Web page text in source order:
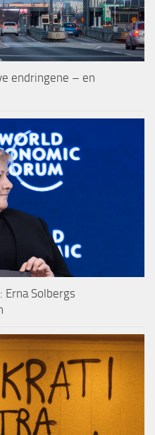
endringene – en
Erna Solbergs